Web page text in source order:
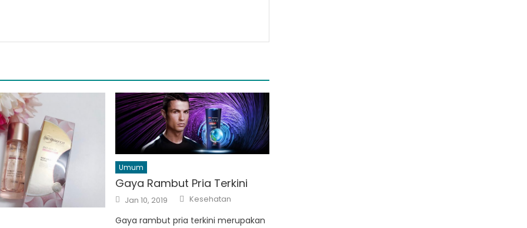
Umum
Gaya Rambut Pria Terkini
Posted
on
Jan 10, 2019 Author
Kesehatan
Gaya rambut pria terkini merupakan